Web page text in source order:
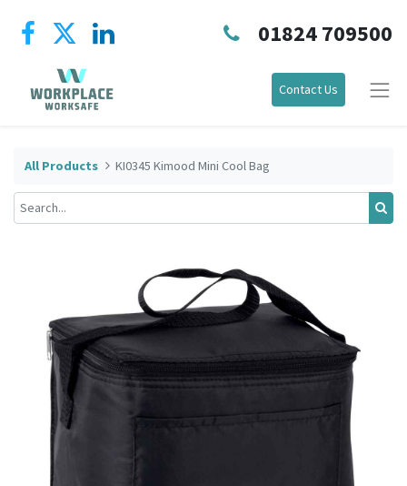
01824 709500
Contact Us
All Products KI0345 Kimood Mini Cool Bag